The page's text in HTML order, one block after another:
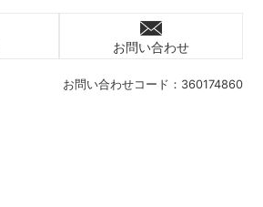
お問い合わせコード： 360174860
お問い合わせ